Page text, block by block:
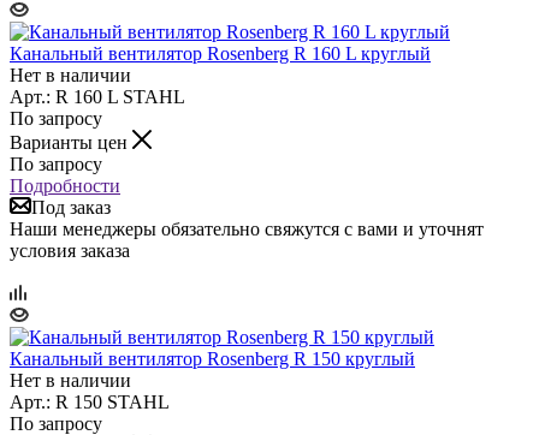
Канальный вентилятор Rosenberg R 160 L круглый
Нет в наличии
Арт.: R 160 L STAHL
По запросу
Варианты цен
По запросу
Подробности
Под заказ
Наши менеджеры обязательно свяжутся с вами и уточнят
условия заказа
Канальный вентилятор Rosenberg R 150 круглый
Нет в наличии
Арт.: R 150 STAHL
По запросу